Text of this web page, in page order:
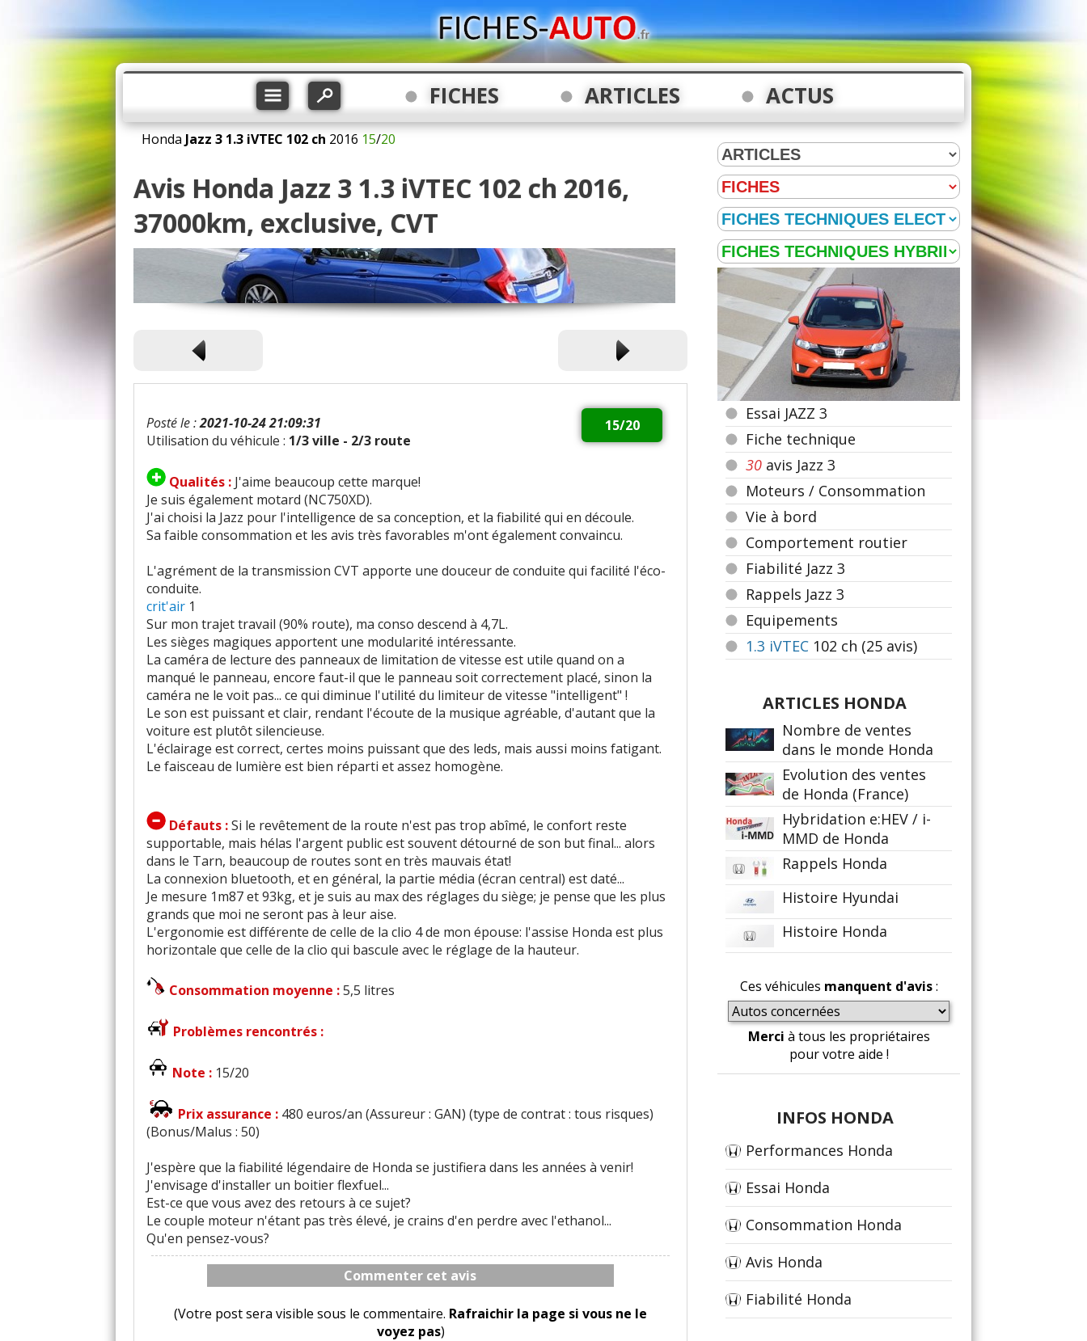
FICHES ARTICLES ACTUS
Honda Jazz 3 1.3 iVTEC 102 ch 2016 15/20
Avis Honda Jazz 3 1.3 iVTEC 102 ch 2016,
37000km, exclusive, CVT
15/20
Posté le :2021-10-24 21:09:31
Utilisation du véhicule : 1/3 ville - 2/3 route
Qualités : J'aime beaucoup cette marque!
Je suis également motard (NC750XD).
J'ai choisi la Jazz pour l'intelligence de sa conception, et la fiabilité qui en découle.
Sa faible consommation et les avis très favorables m'ont également convaincu.
L'agrément de la transmission CVT apporte une douceur de conduite qui facilité l'éco-
conduite.
crit'air 1
Sur mon trajet travail (90% route), ma conso descend à 4,7L.
Les sièges magiques apportent une modularité intéressante.
La caméra de lecture des panneaux de limitation de vitesse est utile quand on a
manqué le panneau, encore faut-il que le panneau soit correctement placé, sinon la
caméra ne le voit pas... ce qui diminue l'utilité du limiteur de vitesse "intelligent" !
Le son est puissant et clair, rendant l'écoute de la musique agréable, d'autant que la
voiture est plutôt silencieuse.
L'éclairage est correct, certes moins puissant que des leds, mais aussi moins fatigant.
Le faisceau de lumière est bien réparti et assez homogène.
Défauts :Si le revêtement de la route n'est pas trop abîmé, le confort reste
supportable, mais hélas l'argent public est souvent détourné de son but final... alors
dans le Tarn, beaucoup de routes sont en très mauvais état!
La connexion bluetooth, et en général, la partie média (écran central) est daté...
Je mesure 1m87 et 93kg, et je suis au max des réglages du siège; je pense que les plus
grands que moi ne seront pas à leur aise.
L'ergonomie est différente de celle de la clio 4 de mon épouse: l'assise Honda est plus
horizontale que celle de la clio qui bascule avec le réglage de la hauteur.
Consommation moyenne :5,5 litres
Problèmes rencontrés :
Note : 15/20
Prix assurance : 480 euros/an (Assureur : GAN) (type de contrat : tous risques)
(Bonus/Malus : 50)
J'espère que la fiabilité légendaire de Honda se justifiera dans les années à venir!
J'envisage d'installer un boitier flexfuel...
Est-ce que vous avez des retours à ce sujet?
Le couple moteur n'étant pas très élevé, je crains d'en perdre avec l'ethanol...
Qu'en pensez-vous?
Commenter cet avis
(Votre post sera visible sous le commentaire. Rafraichir la page si vous ne le
voyez pas)
Essai JAZZ 3
Fiche technique
30 avis Jazz 3
Moteurs / Consommation
Vie à bord
Comportement routier
Fiabilité Jazz 3
Rappels Jazz 3
Equipements
1.3 iVTEC 102 ch (25 avis)
ARTICLES HONDA
Nombre de ventes
dans le monde Honda
Evolution des ventes
de Honda (France)
Hybridation e:HEV / i-
MMD de Honda
Rappels Honda
Histoire Hyundai
Histoire Honda
Ces véhicules manquent d'avis:
Merci à tous les propriétaires
pour votre aide !
INFOS HONDA
Performances Honda
Essai Honda
Consommation Honda
Avis Honda
Fiabilité Honda